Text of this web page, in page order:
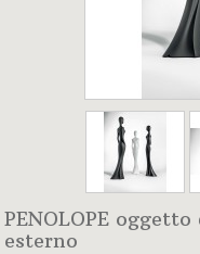
PENOLOPE
esterno